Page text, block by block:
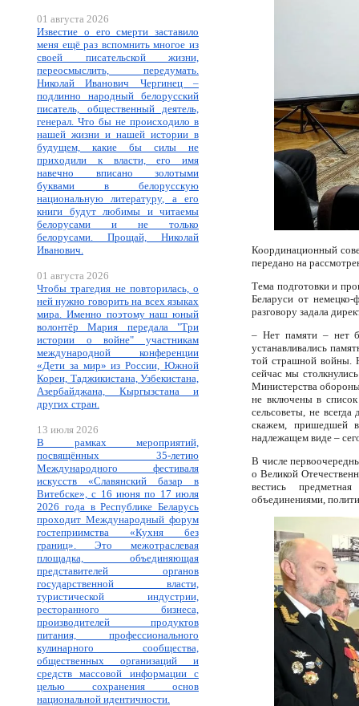
01 августа 2026
Известие о его смерти заставило
меня ещё раз вспомнить многое из
своей писательской жизни,
переосмыслить, передумать.
Николай Иванович Чергинец –
подлинно народный белорусский
писатель, общественный деятель,
генерал. Что бы не происходило в
нашей жизни и нашей истории в
будущем, какие бы силы не
приходили к власти, его имя
навечно вписано золотыми
буквами в белорусскую
национальную литературу, а его
книги будут любимы и читаемы
белорусами и не только
белорусами. Прощай, Николай
Иванович.
01 августа 2026
Чтобы трагедия не повторилась, о
ней нужно говорить на всех языках
мира. Именно поэтому наш юный
волонтёр Мария передала "Три
истории о войне" участникам
международной конференции
«Дети за мир» из России, Южной
Кореи, Таджикистана, Узбекистана,
Азербайджана, Кыргызстана и
других стран.
13 июля 2026
В рамках мероприятий,
посвящённых 35-летию
Международного фестиваля
искусств «Славянский базар в
Витебске», с 16 июня по 17 июля
2026 года в Республике Беларусь
проходит Международный форум
гостеприимства «Кухня без
границ». Это межотраслевая
площадка, объединяющая
представителей органов
государственной власти,
туристической индустрии,
ресторанного бизнеса,
производителей продуктов
питания, профессионального
кулинарного сообщества,
общественных организаций и
средств массовой информации с
целью сохранения основ
национальной идентичности.
Координационный
передано на
Тема подготовки и
Беларуси от
разговору задала
– Нет памяти – нет
устанавливались
той страшной войны.
сейчас мы
Министерства
не включены в
сельсоветы, не
скажем, пришедшей
надлежащем виде –
В числе
о Великой
вестись
объединениями,